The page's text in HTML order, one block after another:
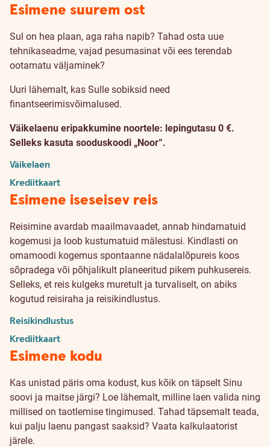
Esimene suurem ost
Sul on hea plaan, aga raha napib? Tahad osta uue
tehnikaseadme, vajad pesumasinat või ees terendab
ootamatu väljaminek?
Uuri lähemalt, kas Sulle sobiksid need
finantseerimisvõimalused.
Väikelaenu eripakkumine noortele: lepingutasu 0 €.
Selleks kasuta sooduskoodi „Noor“.
Väikelaen
Krediitkaart
Esimene iseseisev reis
Reisimine avardab maailmavaadet, annab hindamatuid
kogemusi ja loob kustumatuid mälestusi. Kindlasti on
omamoodi kogemus spontaanne nädalalõpureis koos
sõpradega või põhjalikult planeeritud pikem puhkusereis.
Selleks, et reis kulgeks muretult ja turvaliselt, on abiks
kogutud reisiraha ja reisikindlustus.
Reisikindlustus
Krediitkaart
Esimene kodu
Kas unistad päris oma kodust, kus kõik on täpselt Sinu
soovi ja maitse järgi? Loe lähemalt, milline laen valida ning
millised on taotlemise tingimused. Tahad täpsemalt teada,
kui palju laenu pangast saaksid? Vaata kalkulaatorist
järele.